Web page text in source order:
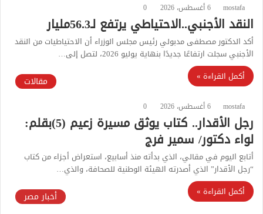
mostafa 6 أغسطس، 2026 0
النقد الأجنبي..الاحتياطي يرتفع لـ56.3مليار
أكد الدكتور مصطفى مدبولي رئيس مجلس الوزراء أن الاحتياطيات من النقد
الأجنبي سجلت ارتفاعًا جديدًا بنهاية يوليو 2026، لتصل إلى…
أكمل القراءة »
مقالات
mostafa 6 أغسطس، 2026 0
رجل الأقدار.. كتاب يوثق مسيرة زعيم (5)بقلم:
لواء دكتور/ سمير فرج
أتابع اليوم في مقالي، الذي بدأته منذ أسابيع، استعراض أجزاء من كتاب
“رجل الأقدار” الذي أصدرته الهيئة الوطنية للصحافة، والذي…
أكمل القراءة »
أخبار مصر